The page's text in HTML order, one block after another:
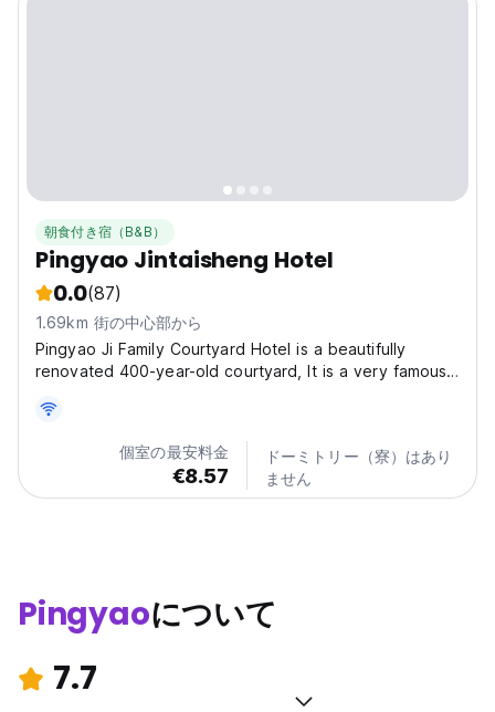
朝食付き宿（B&B）
Pingyao Jintaisheng Hotel
0.0(87)
1.69km 街の中心部から
Pingyao Ji Family Courtyard Hotel is a beautifully
renovated 400-year-old courtyard, It is a very famous
courtyard built in Ming and Qing Dynasty. Ji’s Family
open the only flour factory in Pingyao Ancient...
個室の最安料金
€8.57
ドーミトリー（寮）はあり
ません
Pingyaoについて
7.7